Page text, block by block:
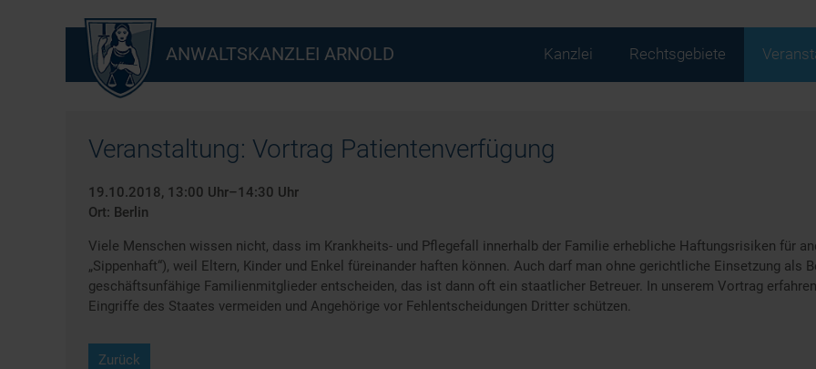
ANWALTSKANZLEI ARNOLD
überspringen
Kanzlei Rechtsgebiete
Veranstaltung: Vortrag Patientenverfügung
19.10.2018, 13:00 Uhr–14:30 Uhr
Ort: Berlin
Viele Menschen wissen nicht, dass im Krankheits- und Pflegefall innerhalb der Familie erhebliche Haftungsrisiken für
„Sippenhaft“), weil Eltern, Kinder und Enkel füreinander haften können. Auch darf man ohne gerichtliche Einsetzung als
geschäftsunfähige Familienmitglieder entscheiden, das ist dann oft ein staatlicher Betreuer. In unserem Vortrag
Eingriffe des Staates vermeiden und Angehörige vor Fehlentscheidungen Dritter schützen.
Zurück